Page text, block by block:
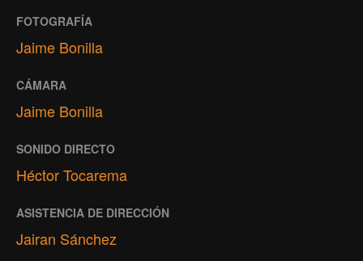
FOTOGRAFÍA
Jaime Bonilla
CÁMARA
Jaime Bonilla
SONIDO DIRECTO
Héctor Tocarema
ASISTENCIA DE DIRECCIÓN
Jairan Sánchez